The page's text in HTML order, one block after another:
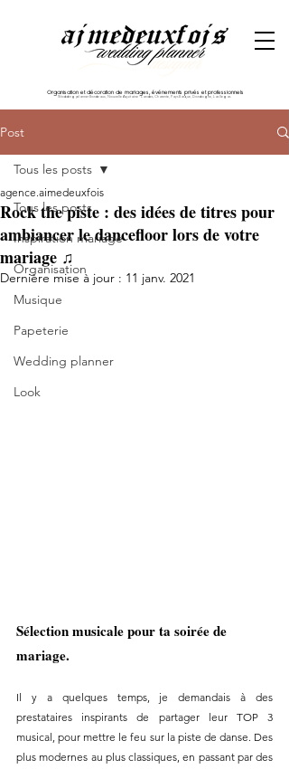
Organisation et décoration de mariages, événements privés et professionnels
Wedding planner Bordeaux, Nouvelle Aquitaine - Landes, Charente, Pays Basque, Dordogne, Las Vegas
Post
Tous les posts
Inspiration mariage
Organisation
Musique
Papeterie
Wedding planner
Look
Tous les posts
Rock the piste : des idées de titres pour
ambiancer le dancefloor lors de votre
mariage ♫
agence.aimedeuxfois
Dernière mise à jour : 11 janv. 2021
Sélection musicale pour ta soirée de
mariage.
Il y a quelques temps, je demandais à des
prestataires inspirants de partager leur TOP 3
musical, pour mettre le feu sur la piste de danse. Des
plus modernes au plus classiques, en passant par des